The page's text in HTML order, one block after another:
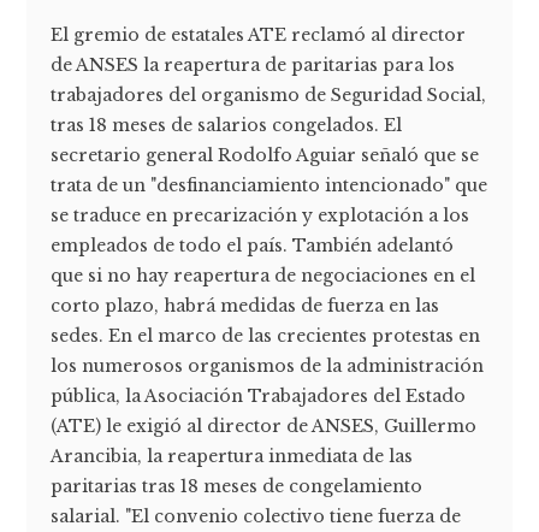
El gremio de estatales ATE reclamó al director
de ANSES la reapertura de paritarias para los
trabajadores del organismo de Seguridad Social,
tras 18 meses de salarios congelados. El
secretario general Rodolfo Aguiar señaló que se
trata de un "desfinanciamiento intencionado" que
se traduce en precarización y explotación a los
empleados de todo el país. También adelantó
que si no hay reapertura de negociaciones en el
corto plazo, habrá medidas de fuerza en las
sedes. En el marco de las crecientes protestas en
los numerosos organismos de la administración
pública, la Asociación Trabajadores del Estado
(ATE) le exigió al director de ANSES, Guillermo
Arancibia, la reapertura inmediata de las
paritarias tras 18 meses de congelamiento
salarial. "El convenio colectivo tiene fuerza de